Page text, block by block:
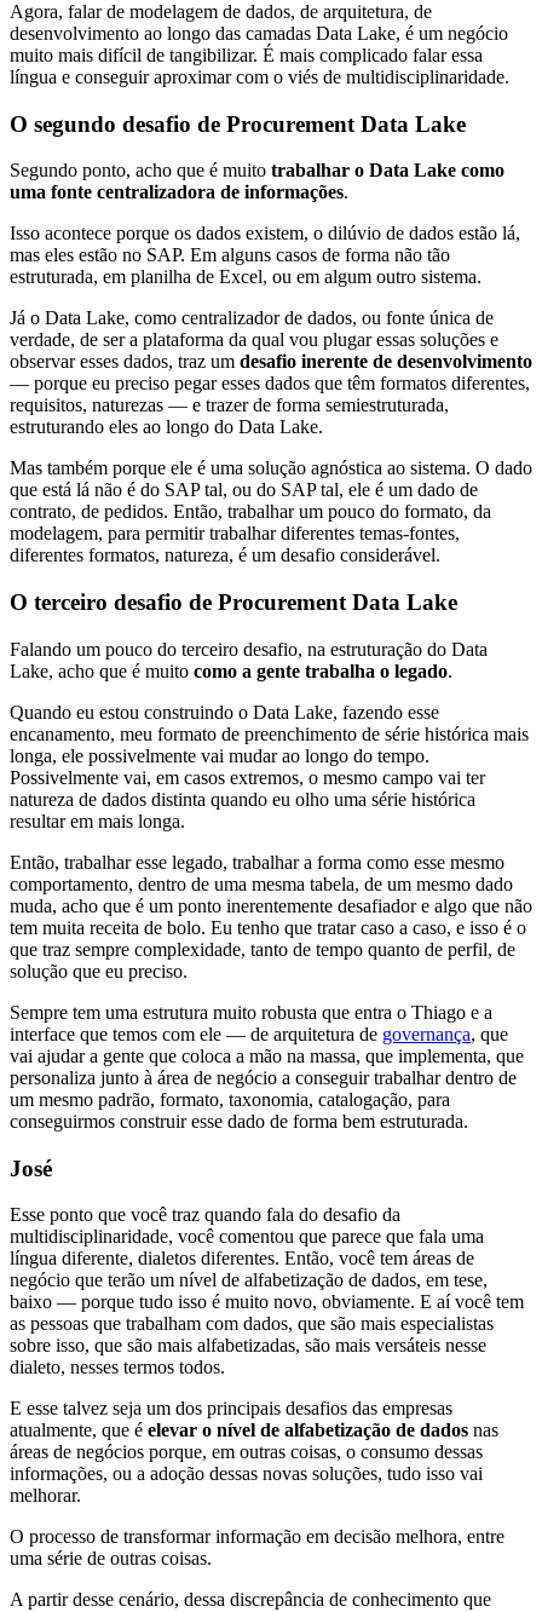
Agora, falar de modelagem de dados, de arquitetura, de
desenvolvimento ao longo das camadas Data Lake, é um negócio
muito mais difícil de tangibilizar. É mais complicado falar essa
língua e conseguir aproximar com o viés de multidisciplinaridade.
O segundo desafio de Procurement Data Lake
Segundo ponto, acho que é muito trabalhar o Data Lake como
uma fonte centralizadora​​ de informações.
Isso acontece porque os dados existem, o dilúvio de dados estão lá,
mas eles estão no SAP. Em alguns casos de forma não tão
estruturada, em planilha de Excel, ou em algum outro sistema.
Já o Data Lake, como centralizador de dados, ou fonte única de
verdade, de ser a plataforma da qual vou plugar essas soluções e
observar esses dados, traz um desafio inerente de desenvolvimento
— porque eu preciso pegar esses dados que têm formatos diferentes,
requisitos, naturezas — e trazer de forma semiestruturada,
estruturando eles ao longo do Data Lake.
Mas também porque ele é uma solução agnóstica ao sistema. O dado
que está lá não é do SAP tal, ou do SAP tal, ele é um dado de
contrato, de pedidos. Então, trabalhar um pouco do formato, da
modelagem, para permitir trabalhar diferentes temas-fontes,
diferentes formatos, natureza, é um desafio considerável.
O terceiro desafio de Procurement Data Lake
Falando um pouco do terceiro desafio, na estruturação do Data
Lake, acho que é muito como a gente trabalha o legado.
Quando eu estou construindo o Data Lake, fazendo esse
encanamento, meu formato de preenchimento de série histórica mais
longa, ele possivelmente vai mudar ao longo do tempo.
Possivelmente vai, em casos extremos, o mesmo campo vai ter
natureza de dados distinta quando eu olho uma série histórica
resultar em mais longa.
Então, trabalhar esse legado, trabalhar a forma como esse mesmo
comportamento, dentro de uma mesma tabela, de um mesmo dado
muda, acho que é um ponto inerentemente desafiador e algo que não
tem muita receita de bolo. Eu tenho que tratar caso a caso, e isso é o
que traz sempre complexidade, tanto de tempo quanto de perfil, de
solução que eu preciso.
Sempre tem uma estrutura muito robusta que entra o Thiago e a
interface que temos com ele — de arquitetura de governança, que
vai ajudar a gente que coloca a mão na massa, que implementa, que
personaliza junto à área de negócio a conseguir trabalhar dentro de
um mesmo padrão, formato, taxonomia, catalogação, para
conseguirmos construir esse dado de forma bem estruturada.
José
Esse ponto que você traz quando fala do desafio da
multidisciplinaridade, você comentou que parece que fala uma
língua diferente, dialetos diferentes. Então, você tem áreas de
negócio que terão um nível de alfabetização de dados, em tese,
baixo — porque tudo isso é muito novo, obviamente. E aí você tem
as pessoas que trabalham com dados, que são mais especialistas
sobre isso, que são mais alfabetizadas, são mais versáteis nesse
dialeto, nesses termos todos.
E esse talvez seja um dos principais desafios das empresas
atualmente, que é elevar o nível de alfabetização de dados nas
áreas de negócios porque, em outras coisas, o consumo dessas
informações, ou a adoção dessas novas soluções, tudo isso vai
melhorar.
O processo de transformar informação em decisão melhora, entre
uma série de outras coisas.
A partir desse cenário, dessa discrepância de conhecimento que